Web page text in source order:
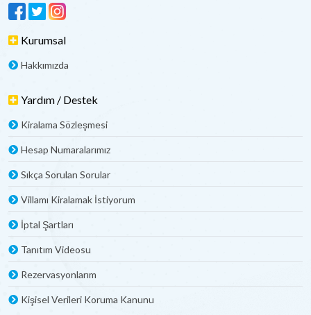
Kurumsal
Hakkımızda
Yardım / Destek
Kiralama Sözleşmesi
Hesap Numaralarımız
Sıkça Sorulan Sorular
Villamı Kiralamak İstiyorum
İptal Şartları
Tanıtım Videosu
Rezervasyonlarım
Kişisel Verileri Koruma Kanunu